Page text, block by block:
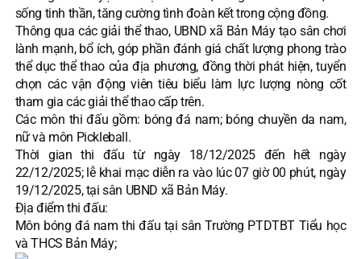
sống tinh thần, tăng cường tình đoàn kết trong cộng đồng.
Thông qua các giải thể thao, UBND xã Bản Máy tạo sân chơi
lành mạnh, bổ ích, góp phần đánh giá chất lượng phong trào
thể dục thể thao của địa phương, đồng thời phát hiện, tuyển
chọn các vận động viên tiêu biểu làm lực lượng nòng cốt
tham gia các giải thể thao cấp trên.
Các môn thi đấu gồm: bóng đá nam; bóng chuyền da nam,
nữ và môn Pickleball.
Thời gian thi đấu từ ngày 18/12/2025 đến hết ngày
22/12/2025; lễ khai mạc diễn ra vào lúc 07 giờ 00 phút, ngày
19/12/2025, tại sân UBND xã Bản Máy.
Địa điểm thi đấu:
Môn bóng đá nam thi đấu tại sân Trường PTDTBT Tiểu học
và THCS Bản Máy;